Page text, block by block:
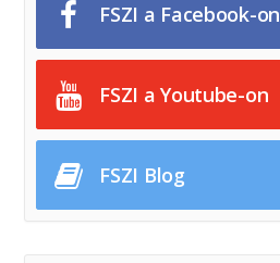
FSZI a Facebook-on
FSZI a Youtube-on
FSZI Blog